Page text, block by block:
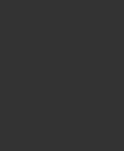
alapul.
–
–
tudományos